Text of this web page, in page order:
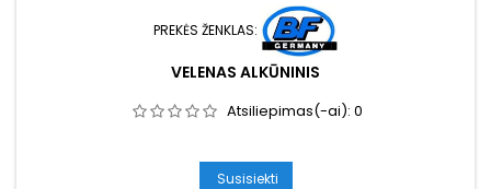
PREKĖS ŽENKLAS:
VELENAS ALKŪNINIS
Atsiliepimas(-ai): 0
Susisiekti